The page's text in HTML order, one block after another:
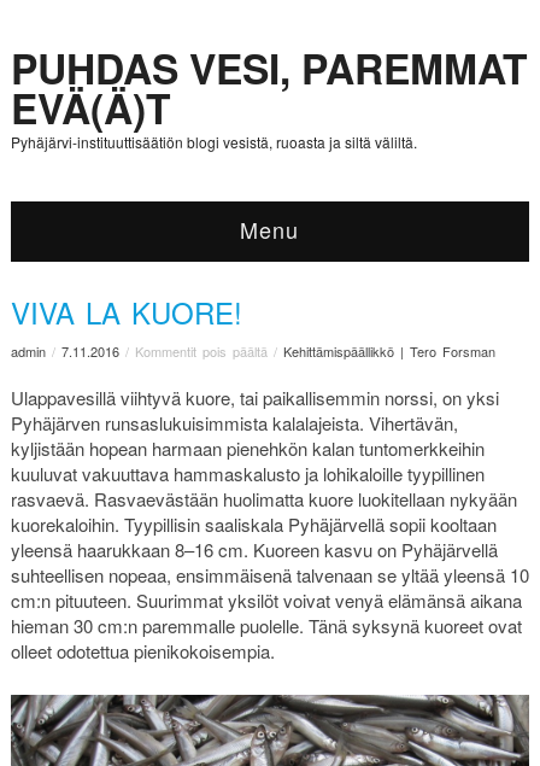
PUHDAS VESI, PAREMMAT
EVÄ(Ä)T
Pyhäjärvi-instituuttisäätiön blogi vesistä, ruoasta ja siltä väliltä.
Menu
VIVA LA KUORE!
admin/ 7.11.2016/ Kommentit pois päältä / Kehittämispäällikkö | Tero Forsman
Ulappavesillä viihtyvä kuore, tai paikallisemmin norssi, on yksi
Pyhäjärven runsaslukuisimmista kalalajeista. Vihertävän,
kyljistään hopean harmaan pienehkön kalan tuntomerkkeihin
kuuluvat vakuuttava hammaskalusto ja lohikaloille tyypillinen
rasvaevä. Rasvaevästään huolimatta kuore luokitellaan nykyään
kuorekaloihin. Tyypillisin saaliskala Pyhäjärvellä sopii kooltaan
yleensä haarukkaan 8–16 cm. Kuoreen kasvu on Pyhäjärvellä
suhteellisen nopeaa, ensimmäisenä talvenaan se yltää yleensä 10
cm:n pituuteen. Suurimmat yksilöt voivat venyä elämänsä aikana
hieman 30 cm:n paremmalle puolelle. Tänä syksynä kuoreet ovat
olleet odotettua pienikokoisempia.